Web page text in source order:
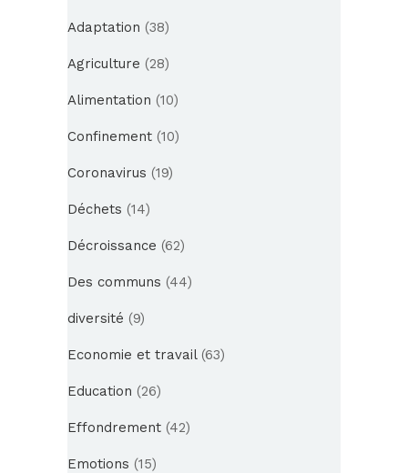
Adaptation (38)
Agriculture (28)
Alimentation (10)
Confinement (10)
Coronavirus (19)
Déchets (14)
Décroissance (62)
Des communs (44)
diversité (9)
Economie et travail(63)
Education (26)
Effondrement (42)
Emotions (15)